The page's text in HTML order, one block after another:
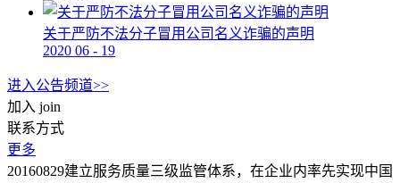
关于严防不法分子冒用公司名义诈骗的声明
2020 06 - 19
进入公告频道>>
加入 join
联系方式
更多
20160829建立服务质量三级监管体系，在企业内率先实现中国